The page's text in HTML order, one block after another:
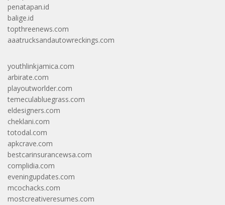
penatapan.id
balige.id
topthreenews.com
aaatrucksandautowreckings.com
youthlinkjamica.com
arbirate.com
playoutworlder.com
temeculabluegrass.com
eldesigners.com
cheklani.com
totodal.com
apkcrave.com
bestcarinsurancewsa.com
complidia.com
eveningupdates.com
mcochacks.com
mostcreativeresumes.com